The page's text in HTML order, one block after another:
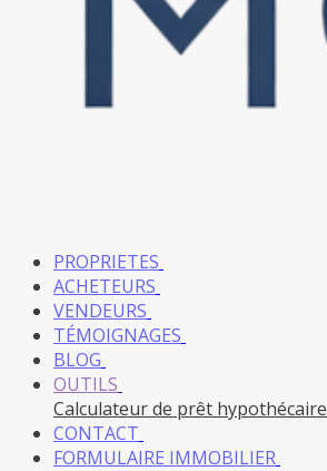
PROPRIETES
ACHETEURS
VENDEURS
TÉMOIGNAGES
BLOG
OUTILS
Calculateur de prêt hypothécaire
CONTACT
FORMULAIRE IMMOBILIER